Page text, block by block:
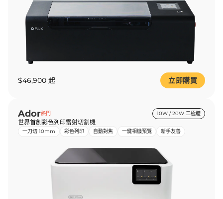
$46,900 起 立即購買
Ador熱門 10W / 20W 二極體
世界首創彩色列印雷射切割機
一刀切 10mm 彩色列印 自動對焦 一鍵相機預覽 新手友善